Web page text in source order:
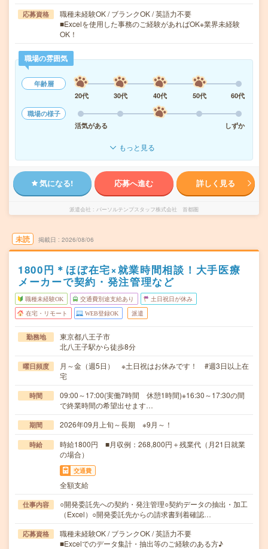
応募資格
職種未経験OK / ブランクOK / 英語力不要
■Excelを使用した事務のご経験があればOK※業界未経験
OK！
職場の雰囲気
年齢層
20代
30代 40代 50代
60代
職場の様子
活気がある
しずか
もっと見る
気になる! 応募へ進む 詳しく見る
派遣会社 パーソルテンプスタッフ株式会社 首都圏
未読 掲載日 2026/08/06
1800円＊ほぼ在宅×就業時間相談！大手医療
メーカーで契約・発注管理など
職種未経験OK 交通費別途支給あり 土日祝日が休み
在宅・リモート WEB登録OK 派遣
勤務地
東京都八王子市
北八王子駅から徒歩8分
曜日頻度
月～金（週5日） ※土日祝はお休みです！ #週3日以上在
宅
時間
09:00～17:00(実働7時間 休憩1時間)※16:30～17:30の間
で終業時間の希望出せます…
期間 2026年09月上旬～長期 ※9月～！
時給
時給1800円 ■月収例：268,800円＋残業代（月21日就業
の場合）
交通費
全額支給
仕事内容
○開発委託先への契約・発注管理○契約データの抽出・加工
（Excel）○開発委託先からの請求書到着確認…
応募資格
職種未経験OK / ブランクOK / 英語力不要
■Excelでのデータ集計・抽出等のご経験のある方♪